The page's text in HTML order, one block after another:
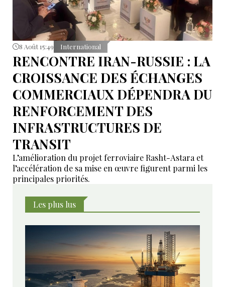
8 Août 15:49 International
RENCONTRE IRAN-RUSSIE : LA
CROISSANCE DES ÉCHANGES
COMMERCIAUX DÉPENDRA DU
RENFORCEMENT DES
INFRASTRUCTURES DE
TRANSIT
L’amélioration du projet ferroviaire Rasht-Astara et
l’accélération de sa mise en œuvre figurent parmi les
principales priorités.
Les plus lus